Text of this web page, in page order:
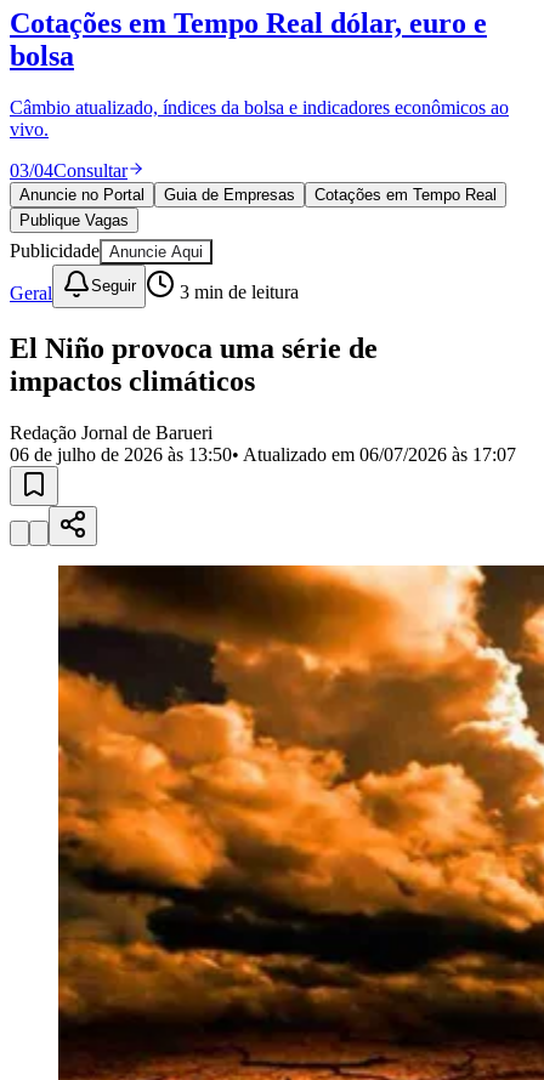
Publicidade Legal
Política
Esportes
Cultura
Meio Ambiente
Obras
Educação
Bairros de Barueri
Selecione sua região Para notícias da sua região
AldeiaAldeia da SerraAldeia de Barueri
VistaCalifórniaCarapicuíba
RegiãoCotiaCruz Preta Engenho NovoFazenda
Militar
Califórnia
Esperança
JulioJardim Líbano
MutingaJardim ParaísoJardim PaulistaJardim ReginaliceJardim São
Jardim São Pedro Jardim São SilvestreJardim SilveiraJardim
Jardim TupanciMutinga OsascoParque dos
CamargosParque Imperial Parque Santa Luzia Parque Viana Pirapora
Recanto PhrynéaSantana de
ParnaíbaSilveira Vale do Sol Vila BarrosVila Boa Vista
Vila
do Conde
Vila Engenho Novo Vila MárciaVila Nossa Sra. da
Vila PortoVotupoca
Para Sua Empresa
Anuncie no Portal
Guia de Empresas
Divulgar Vagas Novo
Publicidade Legal
Negócios Regionais
Turismo
Segurança Regional
Hospitais Estaduais
Parques & Represas
Cidades da Região
OsascoCarapicuíbaJandira CotiaPirapora
do Bom JesusAraçariguamaCajamarCaieirasFranco da
Cotações em Tempo Real dólar, euro e
bolsa
Câmbio atualizado, índices da bolsa e indicadores econômicos ao
vivo.
03/04Consultar
Anuncie no Portal Guia de Empresas
Cotações em Tempo Real
Publique Vagas
Publicidade Anuncie Aqui
Geral Seguir 3 min de leitura
El Niño provoca uma série de
impactos climáticos
Redação Jornal de Barueri
06 de julho de 2026 às 13:50• Atualizado em 06/07/2026 às 17:07